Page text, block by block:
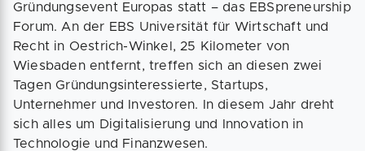
Gründungsevent Europas statt – das EBSpreneurship
Forum. An der EBS Universität für Wirtschaft und
Recht in Oestrich-Winkel, 25 Kilometer von
Wiesbaden entfernt, treffen sich an diesen zwei
Tagen Gründungsinteressierte, Startups,
Unternehmer und Investoren. In diesem Jahr dreht
sich alles um Digitalisierung und Innovation in
Technologie und Finanzwesen.